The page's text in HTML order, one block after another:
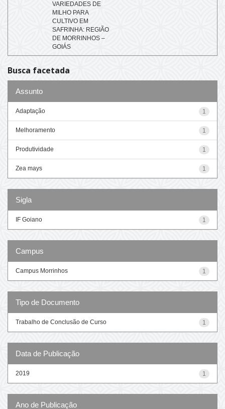
VARIEDADES DE
MILHO PARA
CULTIVO EM
SAFRINHA: REGIÃO
DE MORRINHOS –
GOIÁS
Busca facetada
Assunto
1
Adaptação
1
Melhoramento
1
Produtividade
1
Zea mays
Sigla
1
IF Goiano
Campus
1
Campus Morrinhos
Tipo de Documento
1
Trabalho de Conclusão de Curso
Data de Publicação
1
2019
Ano de Publicação